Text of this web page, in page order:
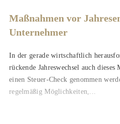
Maßnahmen vor
Unternehmer
In der gerade wirtschaftlich
rückende Jahreswechsel auch
einen Steuer-Check genommen
regelmäßig Möglichkeiten,...